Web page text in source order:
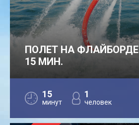
ПОЛЕТ НА ФЛАЙБОРДЕ
15 МИН.
15
минут
1
человек